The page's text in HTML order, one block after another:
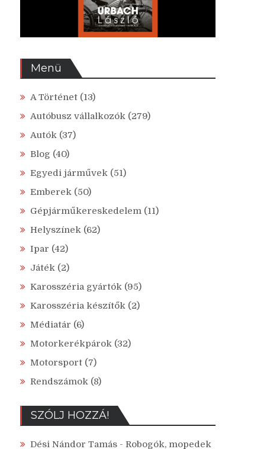
Menü
A Történet (13)
Autóbusz vállalkozók (279)
Autók (37)
Blog (40)
Egyedi járművek (51)
Emberek (50)
Gépjárműkereskedelem (11)
Helyszínek (62)
Ipar (42)
Játék (2)
Karosszéria gyártók (95)
Karosszéria készítők (2)
Médiatár (6)
Motorkerékpárok (32)
Motorsport (7)
Rendszámok (8)
SZÓLJ HOZZÁ!
Dési Nándor Tamás - Robogók, mopedek